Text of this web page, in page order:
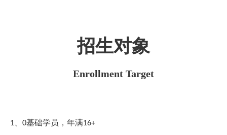
招生对象
Enrollment Target
1 0基础学员，年满16+